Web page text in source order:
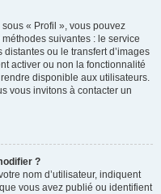
« Profil », vous pouvez
suivantes : le service
ou le transfert d’images
activer ou non la fonctionnalité
disponible aux utilisateurs.
vous invitons à contacter un
?
nom d’utilisateur, indiquent
vous avez publié ou identifient